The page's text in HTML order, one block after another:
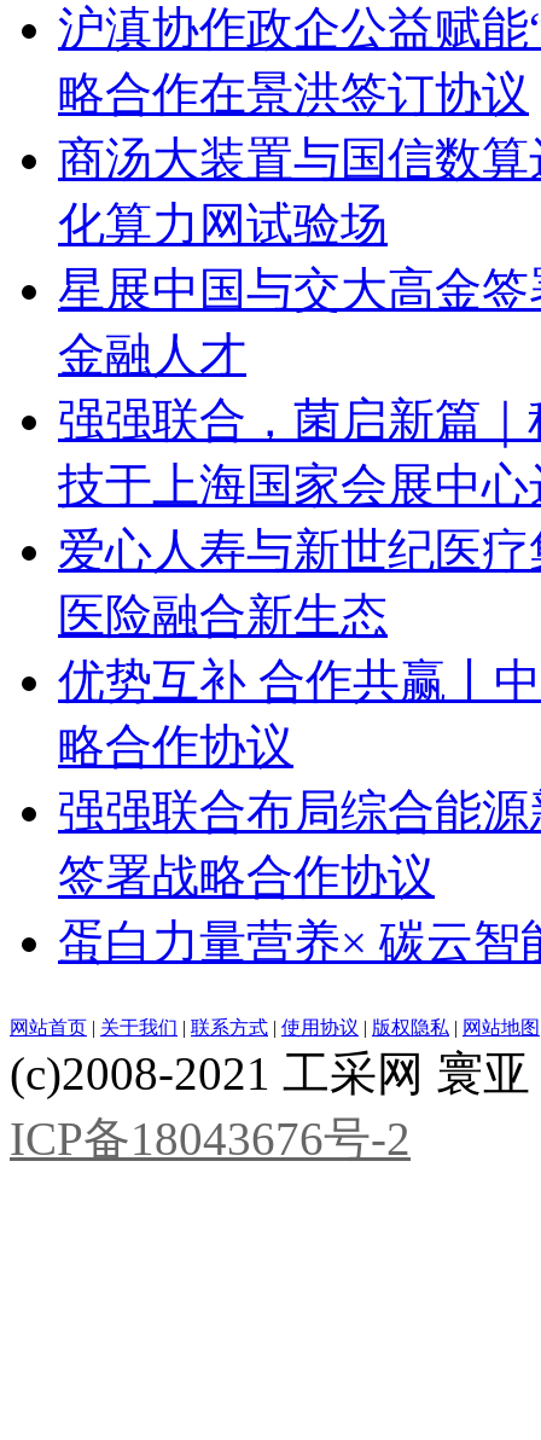
沪滇协作政企公益赋
略合作在景洪签订协议
商汤大装置与国信数
化算力网试验场
星展中国与交大高金
金融人才
强强联合，菌启新篇
技于上海国家会展中
爱心人寿与新世纪医
医险融合新生态
优势互补 合作共赢丨
略合作协议
强强联合布局综合能
签署战略合作协议
蛋白力量营养× 碳云
网站首页 | 关于我们 | 联系方式 | 使用协议 | 版权隐私 | 网站地图
(c)2008-2021 工采网 寰
ICP备18043676号-2